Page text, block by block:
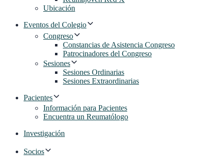
Ubicación
Eventos del Colegio
Congreso
Constancias de Asistencia Congreso
Patrocinadores del Congreso
Sesiones
Sesiones Ordinarias
Sesiones Extraordinarias
Pacientes
Información para Pacientes
Encuentra un Reumatólogo
Investigación
Socios